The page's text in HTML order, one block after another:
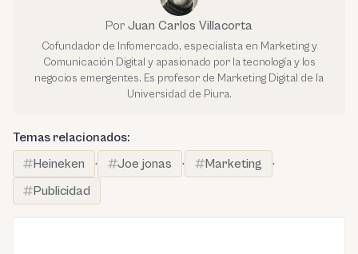
Por Juan Carlos Villacorta
Cofundador de Infomercado, especialista en Marketing y
Comunicación Digital y apasionado por la tecnología y los
negocios emergentes. Es profesor de Marketing Digital de la
Universidad de Piura.
Temas relacionados:
Heineken
· Joe jonas · Marketing
·
Publicidad